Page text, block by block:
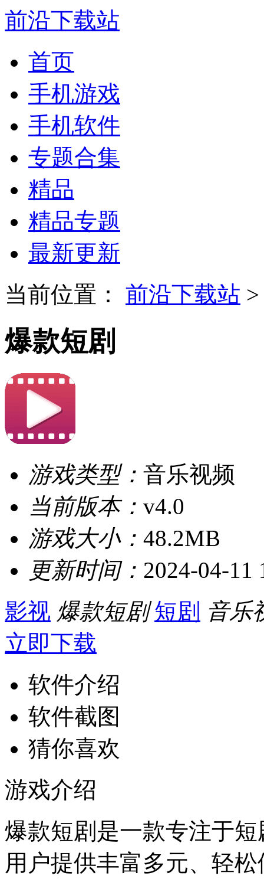
前沿下载站
首页
手机游戏
手机软件
专题合集
精品
精品专题
最新更新
当前位置：
前沿下载站
爆款短剧
游戏类型： 音乐视频
当前版本： v4.0
游戏大小： 48.2MB
更新时间： 2024-04-11
影视 爆款短剧 短剧 音乐
立即下载
软件介绍
软件截图
猜你喜欢
游戏介绍
爆款短剧是一款专注于
用户提供丰富多元、轻